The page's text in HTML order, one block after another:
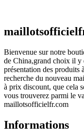
Bienvenue sur notre
de China,grand choix il y
présentation des produits
recherche du nouveau
à prix discount, que cela
vous trouverez parmi le
maillotsofficielfr.com
Informations